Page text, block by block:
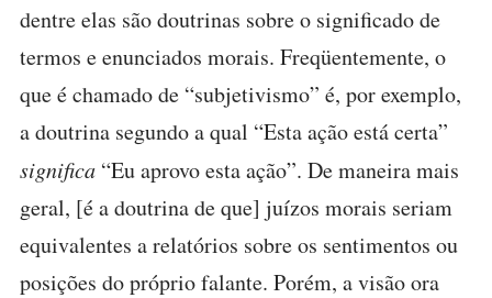
dentre elas são doutrinas sobre o significado de
termos e enunciados morais. Freqüentemente, o
que é chamado de “subjetivismo” é, por exemplo,
a doutrina segundo a qual “Esta ação está certa”
significa “Eu aprovo esta ação”. De maneira mais
geral, [é a doutrina de que] juízos morais seriam
equivalentes a relatórios sobre os sentimentos ou
posições do próprio falante. Porém, a visão ora